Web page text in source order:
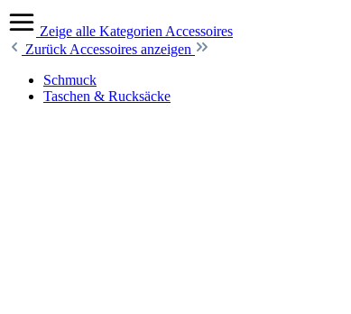
Zeige alle Kategorien Accessoires
Zurück Accessoires anzeigen
Schmuck
Taschen & Rucksäcke